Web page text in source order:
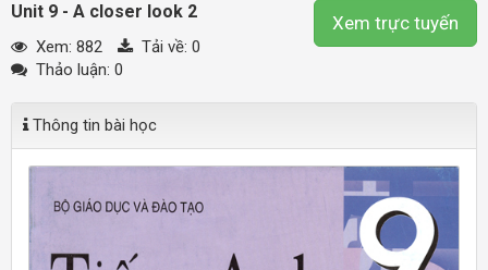
Xem trực tuyến
Unit 9 - A closer look 2
Xem: 882 Tải về: 0
Thảo luận: 0
Thông tin bài học